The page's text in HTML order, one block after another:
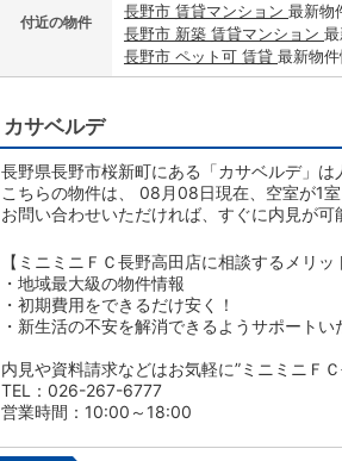
付近の物件
長野市 賃貸マンション 最新物
長野市 新築 賃貸マンション
長野市 ペット可 賃貸 最新物
カサベルデ
長野県長野市桜新町にある「カサベルデ」は
こちらの物件は、 08月08日現在、空室が1室
お問い合わせいただければ、すぐに内見が可
【ミニミニＦＣ長野高田店に相談するメリッ
・地域最大級の物件情報
・初期費用をできるだけ安く！
・新生活の不安を解消できるようサポートい
内見や資料請求などはお気軽に”ミニミニＦＣ
TEL：026-267-6777
営業時間：10:00～18:00